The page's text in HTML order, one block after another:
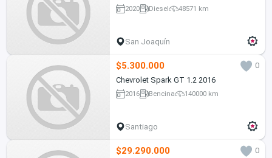
2020 Diesel 48571 km
San Joaquín
$5.300.000
0
Chevrolet Spark GT 1.2 2016
2016 Bencina 140000 km
Santiago
$29.290.000 0